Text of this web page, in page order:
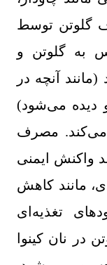
گلوتن توسط
به گلوتن و
آنچه در
دیده می‌شود)
می‌کند. مصرف
واکنش ایمنی
مانند کاهش
تغذیه‌ای
در نان کینوا